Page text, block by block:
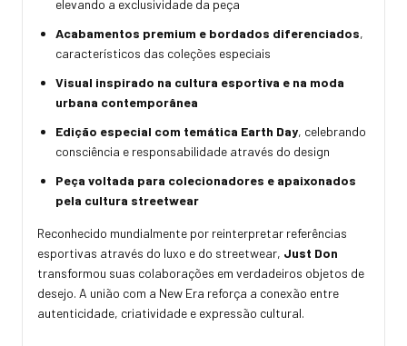
elevando a exclusividade da peça
Acabamentos premium e bordados diferenciados,
característicos das coleções especiais
Visual inspirado na cultura esportiva e na moda
urbana contemporânea
Edição especial com temática Earth Day, celebrando
consciência e responsabilidade através do design
Peça voltada para colecionadores e apaixonados
pela cultura streetwear
Reconhecido mundialmente por reinterpretar referências
esportivas através do luxo e do streetwear, Just Don
transformou suas colaborações em verdadeiros objetos de
desejo. A união com a New Era reforça a conexão entre
autenticidade, criatividade e expressão cultural.